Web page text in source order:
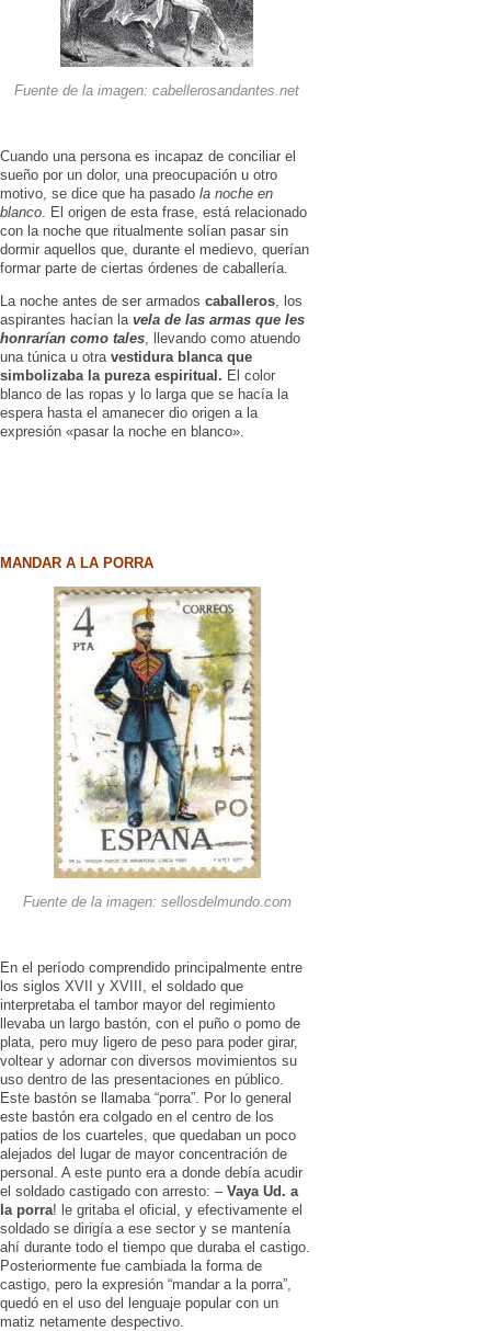
Fuente de la imagen: cabellerosandantes.net
Cuando una persona es incapaz de conciliar el
sueño por un dolor, una preocupación u otro
motivo, se dice que ha pasado la noche en
blanco . El origen de esta frase, está relacionado
con la noche que ritualmente solían pasar sin
dormir aquellos que, durante el medievo, querían
formar parte de ciertas órdenes de caballería.
La noche antes de ser armados caballeros , los
aspirantes hacían la vela de las armas que les
honrarían como tales , llevando como atuendo
una túnica u otra vestidura blanca que
simbolizaba la pureza espiritual. El color
blanco de las ropas y lo larga que se hacía la
espera hasta el amanecer dio origen a la
expresión «pasar la noche en blanco».
MANDAR A LA PORRA
Fuente de la imagen: sellosdelmundo.com
En el período comprendido principalmente entre
los siglos XVII y XVIII, el soldado que
interpretaba el tambor mayor del regimiento
llevaba un largo bastón, con el puño o pomo de
plata, pero muy ligero de peso para poder girar,
voltear y adornar con diversos movimientos su
uso dentro de las presentaciones en público.
Este bastón se llamaba “porra”. Por lo general
este bastón era colgado en el centro de los
patios de los cuarteles, que quedaban un poco
alejados del lugar de mayor concentración de
personal. A este punto era a donde debía acudir
el soldado castigado con arresto: – Vaya Ud. a
la porra! le gritaba el oficial, y efectivamente el
soldado se dirigía a ese sector y se mantenía
ahí durante todo el tiempo que duraba el castigo.
Posteriormente fue cambiada la forma de
castigo, pero la expresión “mandar a la porra”,
quedó en el uso del lenguaje popular con un
matiz netamente despectivo.